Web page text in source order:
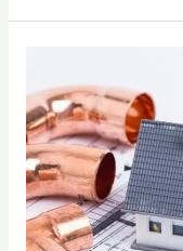
plomberie
:
Les
étapes
essentielles
à